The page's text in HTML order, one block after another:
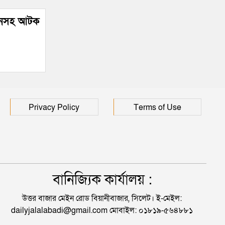
আটক
Privacy Policy Terms of Use
বানিজ্যিক কার্যালয় :
উত্তর বাজার মেইন রোড বিয়ানীবাজার, সিলেট। ই-মেইল:
dailyjalalabadi@gmail.com মোবাইল: ০১৮১৯-৫৬৪৮৮১